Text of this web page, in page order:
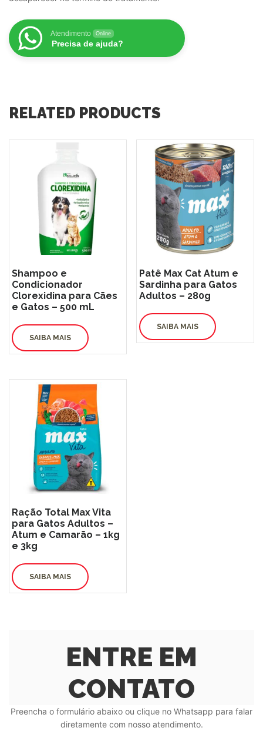
Atendimento Online
Precisa de ajuda?
RELATED PRODUCTS
Shampoo e
Condicionador
Clorexidina para Cães
e Gatos – 500 mL
SAIBA MAIS
Patê Max Cat Atum e
Sardinha para Gatos
Adultos – 280g
SAIBA MAIS
Ração Total Max Vita
para Gatos Adultos –
Atum e Camarão – 1kg
e 3kg
SAIBA MAIS
ENTRE EM
CONTATO
Preencha o formulário abaixo ou clique no Whatsapp para falar
diretamente com nosso atendimento.